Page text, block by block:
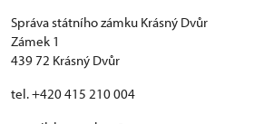
Správa státního zámku Krásný Dvůr
Zámek 1
439 72 Krásný Dvůr
tel. +420 415 210 004